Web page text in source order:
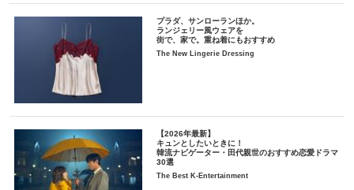
プラダ、サンローランほか。
ランジェリー風ウェアを
街で、家で。重ね着にもおすすめ
The New Lingerie Dressing
【2026年最新】
キュンとしたいときに！
韓流ナビゲーター・田代親世のおすすめ恋愛ドラマ
30選
The Best K-Entertainment